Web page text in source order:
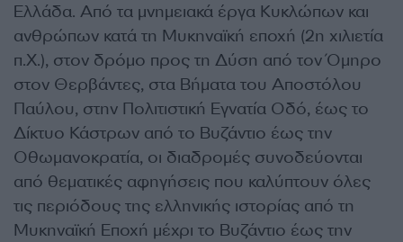
Ελλάδα. Από τα μνημειακά έργα Κυκλώπων και
ανθρώπων κατά τη Μυκηναϊκή εποχή (2η χιλιετία
π.Χ.), στον δρόμο προς τη Δύση από τον Όμηρο
στον Θερβάντες, στα Βήματα του Αποστόλου
Παύλου, στην Πολιτιστική Εγνατία Οδό, έως το
Δίκτυο Κάστρων από το Βυζάντιο έως την
Οθωμανοκρατία, οι διαδρομές συνοδεύονται
από θεματικές αφηγήσεις που καλύπτουν όλες
τις περιόδους της ελληνικής ιστορίας από τη
Μυκηναϊκή Εποχή μέχρι το Βυζάντιο έως την